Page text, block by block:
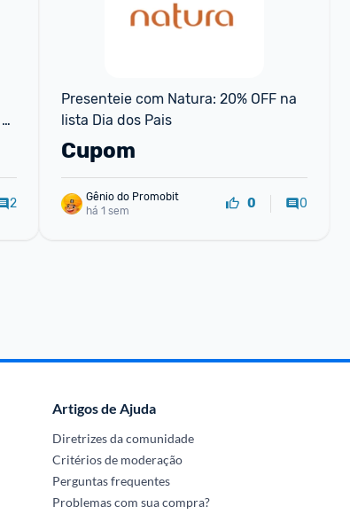
2
Presenteie com Natura: 20% OFF na
lista Dia dos Pais
Cupom
Gênio do Promobit
há 1 sem
0 0
Artigos de Ajuda
Diretrizes da comunidade
Critérios de moderação
Perguntas frequentes
Problemas com sua compra?